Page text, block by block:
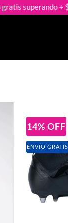
+ $149.000 🔥
14% OFF
ENVÍO GRATIS